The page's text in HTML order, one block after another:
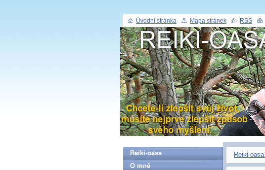
Reiki-oasa
Reiki-oasa
O mně
Úvodní stránka Mapa stránek RSS